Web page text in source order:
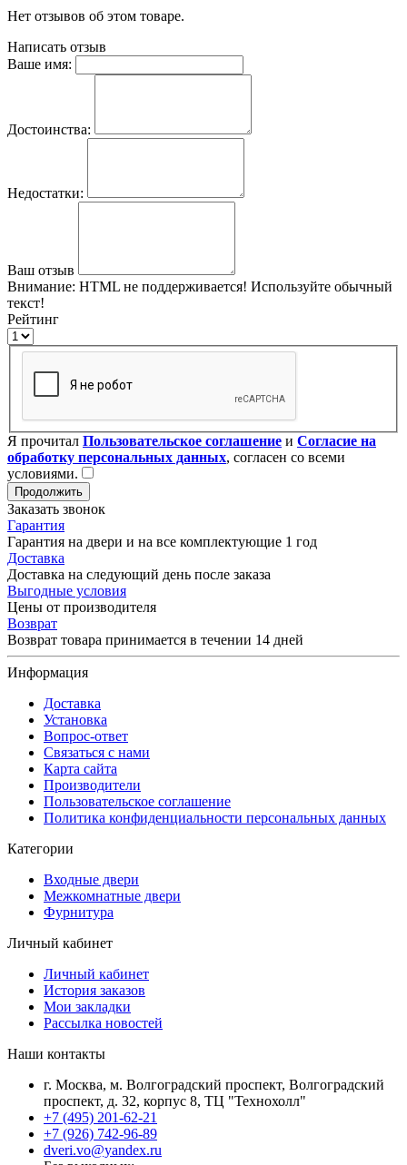
Нет отзывов об этом товаре.
Написать отзыв
Ваше имя:
Достоинства:
Недостатки:
Ваш отзыв
Внимание: HTML не поддерживается! Используйте обычный
текст!
Рейтинг
Я прочитал Пользовательское соглашение и Согласие на
обработку персональных данных, согласен со всеми
условиями.
Продолжить
Заказать звонок
Гарантия
Гарантия на двери и на все комплектующие 1 год
Доставка
Доставка на следующий день после заказа
Выгодные условия
Цены от производителя
Возврат
Возврат товара принимается в течении 14 дней
Информация
Доставка
Установка
Вопрос-ответ
Связаться с нами
Карта сайта
Производители
Пользовательское соглашение
Политика конфиденциальности персональных данных
Категории
Входные двери
Межкомнатные двери
Фурнитура
Личный кабинет
Личный кабинет
История заказов
Мои закладки
Рассылка новостей
Наши контакты
г. Москва, м. Волгоградский проспект, Волгоградский
проспект, д. 32, корпус 8, ТЦ "Технохолл"
+7 (495) 201-62-21
+7 (926) 742-96-89
dveri.vo@yandex.ru